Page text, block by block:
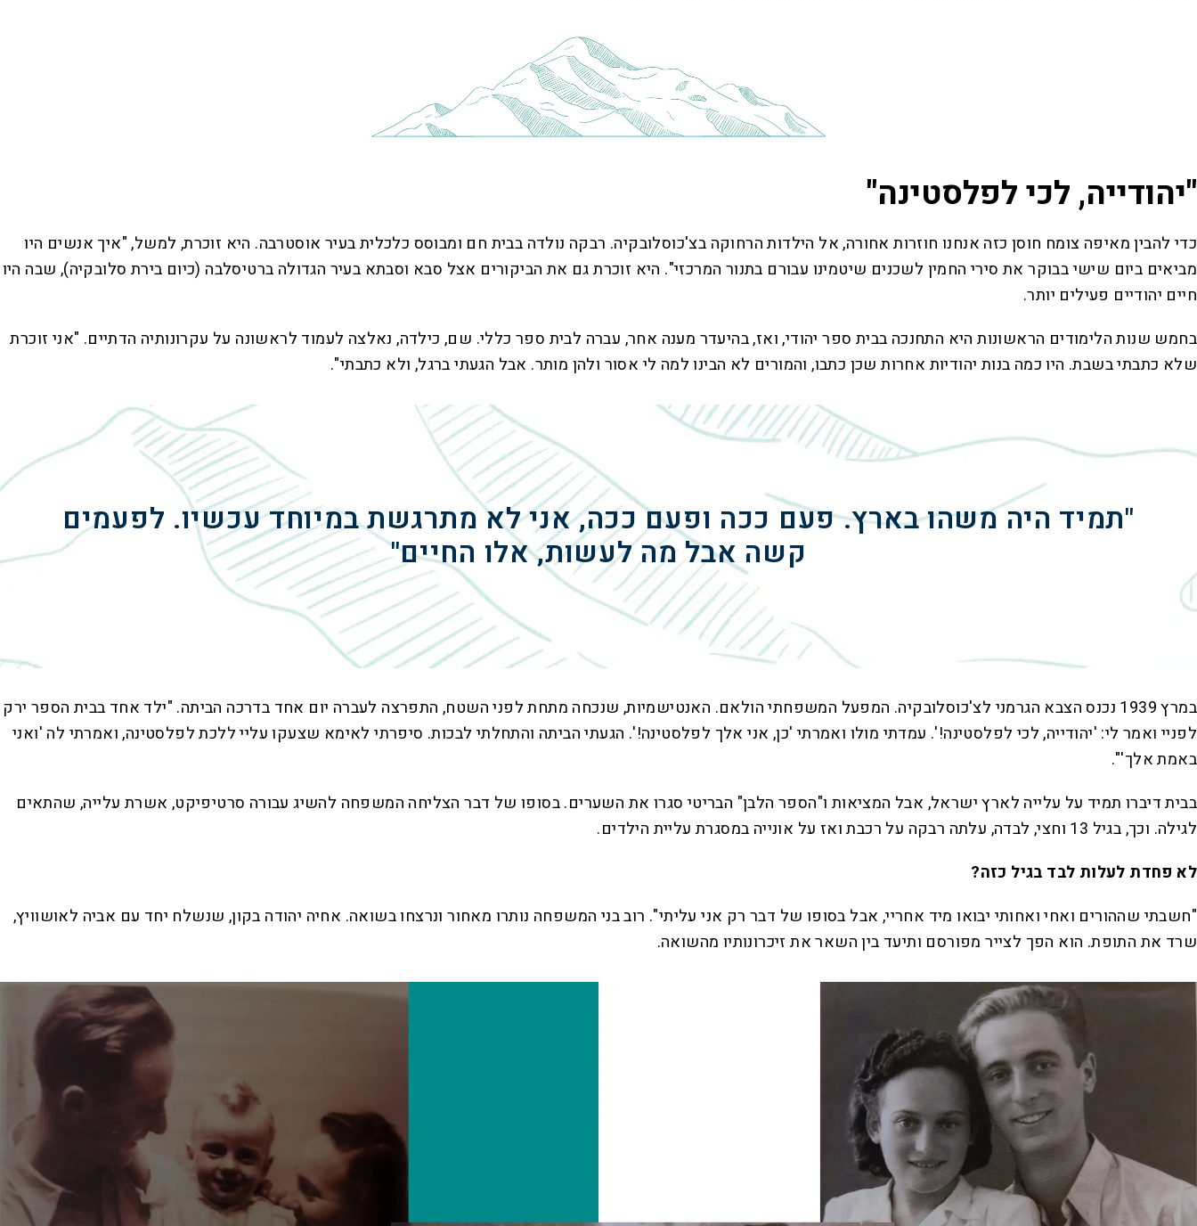
"יהודייה, לכי לפלסטינה"
כדי להבין מאיפה צומח חוסן כזה אנחנו חוזרות אחורה, אל הילדות הרחוקה בצ'כוסלובקיה. רבקה נולדה בבית חם ומבוסס כלכלית בעיר אוסטרבה. היא זוכרת, למשל, "איך אנשים היו
מביאים ביום שישי בבוקר את סירי החמין לשכנים שיטמינו עבורם בתנור המרכזי". היא זוכרת גם את הביקורים אצל סבא וסבתא בעיר הגדולה ברטיסלבה (כיום בירת סלובקיה), שבה היו
חיים יהודיים פעילים יותר.
בחמש שנות הלימודים הראשונות היא התחנכה בבית ספר יהודי, ואז, בהיעדר מענה אחר, עברה לבית ספר כללי. שם, כילדה, נאלצה לעמוד לראשונה על עקרונותיה הדתיים. "אני זוכרת
שלא כתבתי בשבת. היו כמה בנות יהודיות אחרות שכן כתבו, והמורים לא הבינו למה לי אסור ולהן מותר. אבל הגעתי ברגל, ולא כתבתי".
"תמיד היה משהו בארץ. פעם ככה ופעם ככה, אני לא מתרגשת במיוחד עכשיו. לפעמים
קשה אבל מה לעשות, אלו החיים"
במרץ 1939 נכנס הצבא הגרמני לצ'כוסלובקיה. המפעל המשפחתי הולאם. האנטישמיות, שנכחה מתחת לפני השטח, התפרצה לעברה יום אחד בדרכה הביתה. "ילד אחד בבית הספר ירק
לפניי ואמר לי: 'יהודייה, לכי לפלסטינה!'. עמדתי מולו ואמרתי 'כן, אני אלך לפלסטינה!'. הגעתי הביתה והתחלתי לבכות. סיפרתי לאימא שצעקו עליי ללכת לפלסטינה, ואמרתי לה 'ואני
באמת אלך'".
בבית דיברו תמיד על עלייה לארץ ישראל, אבל המציאות ו"הספר הלבן" הבריטי סגרו את השערים. בסופו של דבר הצליחה המשפחה להשיג עבורה סרטיפיקט, אשרת עלייה, שהתאים
לגילה. וכך, בגיל 13 וחצי, לבדה, עלתה רבקה על רכבת ואז על אונייה במסגרת עליית הילדים.
לא פחדת לעלות לבד בגיל כזה?
"חשבתי שההורים ואחי ואחותי יבואו מיד אחריי, אבל בסופו של דבר רק אני עליתי". רוב בני המשפחה נותרו מאחור ונרצחו בשואה. אחיה יהודה בקון, שנשלח יחד עם אביה לאושוויץ,
שרד את התופת. הוא הפך לצייר מפורסם ותיעד בין השאר את זיכרונותיו מהשואה.